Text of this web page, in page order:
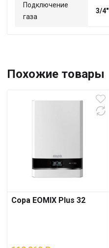
Подключение
газа
3/4"
Похожие товары
Copa EOMIX Plus 32